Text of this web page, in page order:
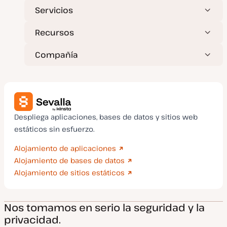
Servicios
Recursos
Compañía
Despliega aplicaciones, bases de datos y sitios web
estáticos sin esfuerzo.
Alojamiento de aplicaciones
Alojamiento de bases de datos
Alojamiento de sitios estáticos
Nos tomamos en serio la seguridad y la
privacidad.